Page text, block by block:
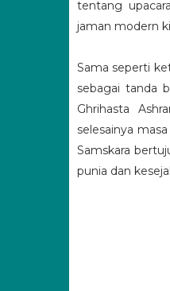
tentang
jaman modern
Sama seperti
sebagai tanda
Ghrihasta
selesainya
Samskara
punia dan